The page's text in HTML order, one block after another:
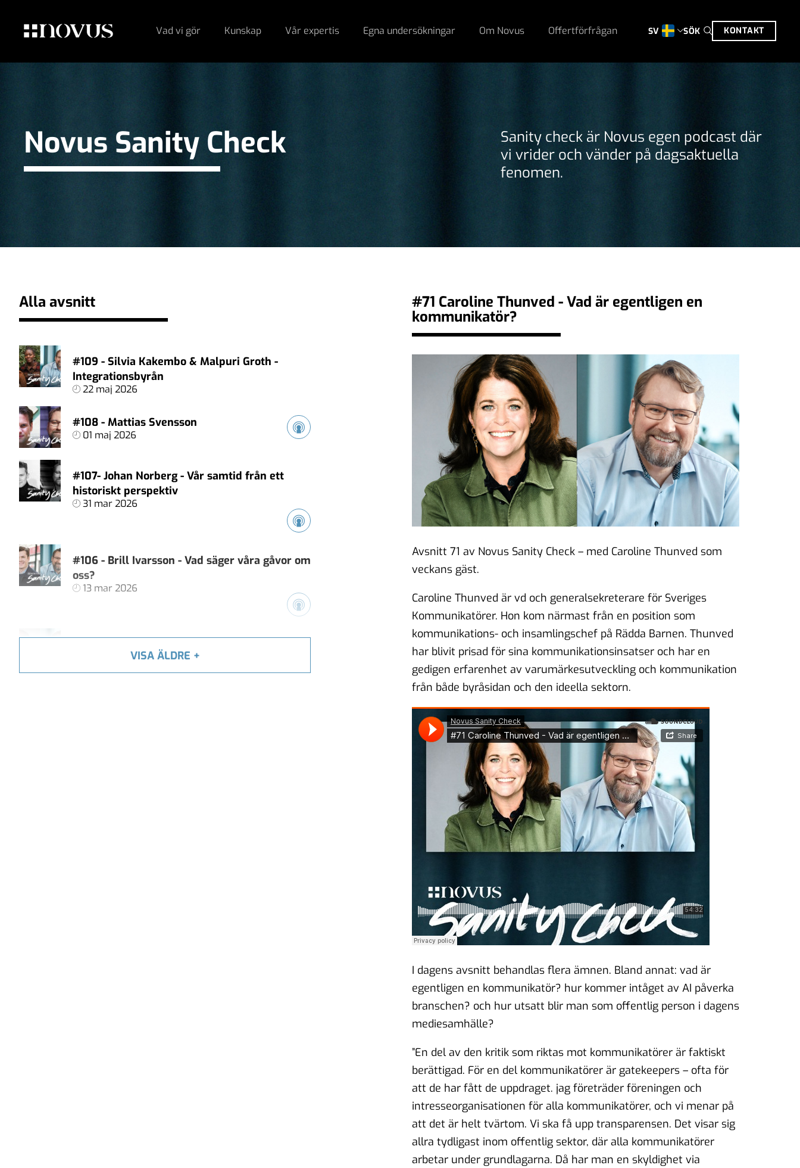
Vad vi gör Kunskap Vår expertis Egna undersökningar Om Novus Offertförfrågan SV SÖK KONTAKT
Novus Sanity Check
Sanity check är Novus egen podcast där
vi vrider och vänder på dagsaktuella
fenomen.
Alla avsnitt
#109 - Silvia Kakembo & Malpuri Groth -
Integrationsbyrån
22 maj 2026
#108 - Mattias Svensson
01 maj 2026
#107- Johan Norberg - Vår samtid från ett
historiskt perspektiv
31 mar 2026
#106 - Brill Ivarsson - Vad säger våra gåvor om
oss?
13 mar 2026
demokratiska samtal?
06 feb 2026
VISA ÄLDRE +
#71 Caroline Thunved - Vad är egentligen en
kommunikatör?
Avsnitt 71 av Novus Sanity Check – med Caroline Thunved som
veckans gäst.
Caroline Thunved är vd och generalsekreterare för Sveriges
Kommunikatörer. Hon kom närmast från en position som
kommunikations- och insamlingschef på Rädda Barnen. Thunved
har blivit prisad för sina kommunikationsinsatser och har en
gedigen erfarenhet av varumärkesutveckling och kommunikation
från både byråsidan och den ideella sektorn.
I dagens avsnitt behandlas flera ämnen. Bland annat: vad är
egentligen en kommunikatör? hur kommer intåget av AI påverka
branschen? och hur utsatt blir man som offentlig person i dagens
mediesamhälle?
”En del av den kritik som riktas mot kommunikatörer är faktiskt
berättigad. För en del kommunikatörer är gatekeepers – ofta för
att de har fått de uppdraget. jag företräder föreningen och
intresseorganisationen för alla kommunikatörer, och vi menar på
att det är helt tvärtom. Vi ska få upp transparensen. Det visar sig
allra tydligast inom offentlig sektor, där alla kommunikatörer
arbetar under grundlagarna. Då har man en skyldighet via